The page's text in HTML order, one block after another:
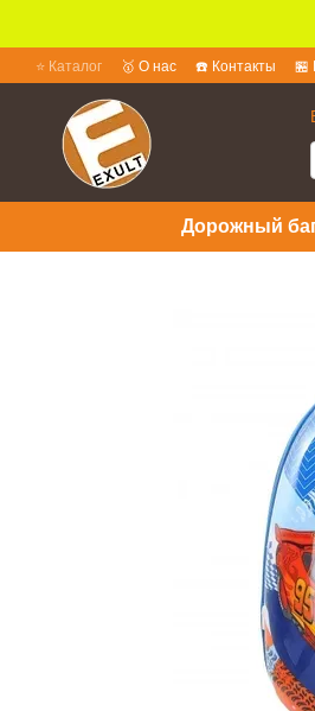
⭐ Каталог 🥇 О нас ☎️ Контакты 🏪
Дорожный